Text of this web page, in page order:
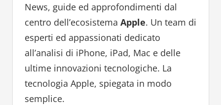
f
o
r
:
News, guide ed approfondimenti dal
centro dell’ecosistema Apple. Un team di
esperti ed appassionati dedicato
all’analisi di iPhone, iPad, Mac e delle
ultime innovazioni tecnologiche. La
tecnologia Apple, spiegata in modo
semplice.